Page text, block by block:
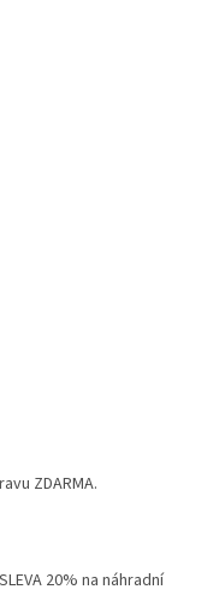
ZDARMA.
20% na náhradní